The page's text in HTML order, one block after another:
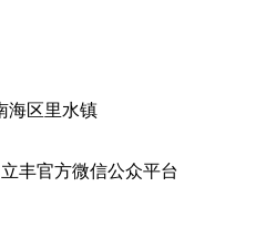
海区里水镇
立丰官方微信公众平台